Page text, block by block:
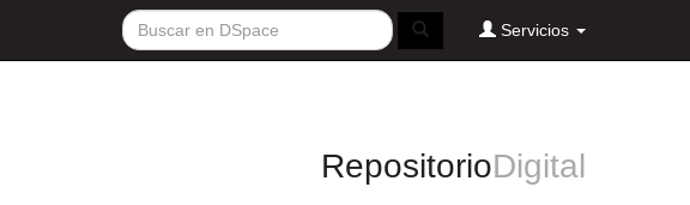
Servicios
RepositorioDigital